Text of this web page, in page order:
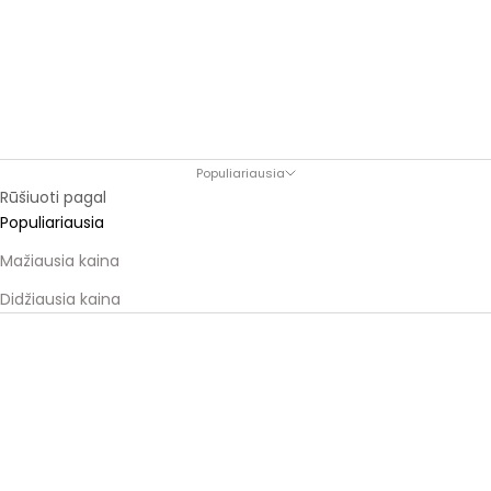
Populiariausia
Rūšiuoti pagal
Populiariausia
Mažiausia kaina
Didžiausia kaina